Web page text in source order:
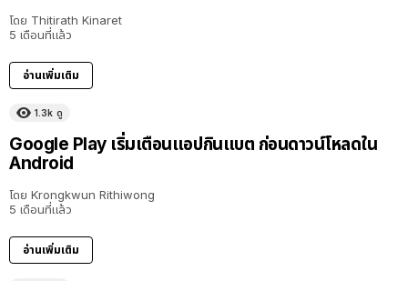
โดย Thitirath Kinaret
5 เดือนที่แล้ว
อ่านเพิ่มเติม
1.3k ดู
Google Play เริ่มเตือนแอปกินแบต ก่อนดาวน์โหลดใน
Android
โดย Krongkwun Rithiwong
5 เดือนที่แล้ว
อ่านเพิ่มเติม